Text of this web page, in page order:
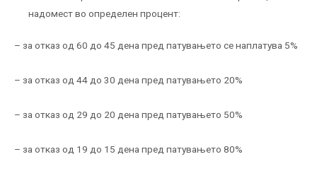
надомест во определен процент:
– за отказ од 60 до 45 дена пред патувањето се наплатува 5%
– за отказ од 44 до 30 дена пред патувањето 20%
– за отказ од 29 до 20 дена пред патувањето 50%
– за отказ од 19 до 15 дена пред патувањето 80%